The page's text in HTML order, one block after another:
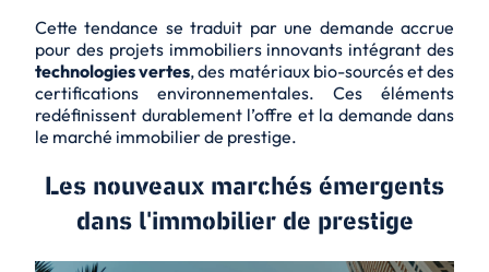
Cette tendance se traduit par une demande accrue
pour des projets immobiliers innovants intégrant des
technologies vertes, des matériaux bio-sourcés et des
certifications environnementales. Ces éléments
redéfinissent durablement l’offre et la demande dans
le marché immobilier de prestige.
Les nouveaux marchés émergents
dans l'immobilier de prestige